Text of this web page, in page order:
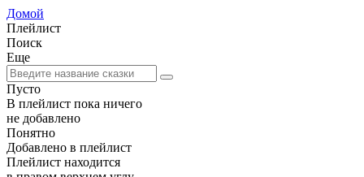
Домой
Плейлист
Поиск
Еще
Пусто
В плейлист пока ничего
не добавлено
Понятно
Добавлено в плейлист
Плейлист находится